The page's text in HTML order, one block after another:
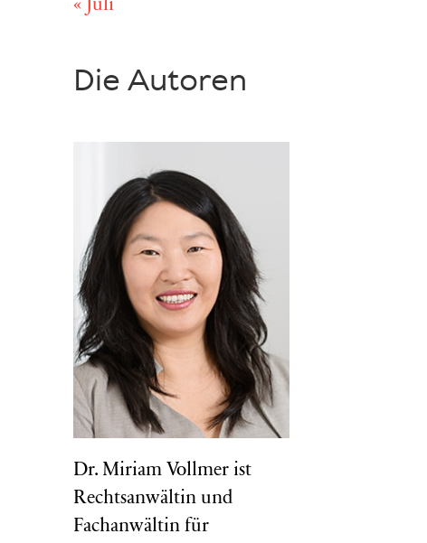
« Juli
Die Autoren
Dr. Miriam Vollmer ist
Rechtsanwältin und
Fachanwältin für